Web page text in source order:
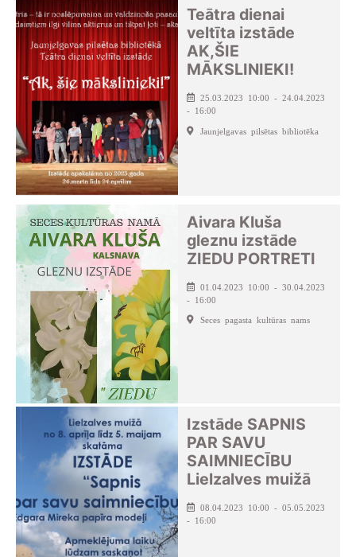
Teātra dienai
veltīta izstāde
AK,ŠIE
MĀKSLINIEKI!
25.03.2023 10:00 - 24.04.2023
- 16:00
Jaunjelgavas pilsētas bibliotēka
Aivara Kluša
gleznu izstāde
ZIEDU PORTRETI
01.04.2023 10:00 - 30.04.2023
- 16:00
Seces pagasta kultūras nams
Izstāde SAPNIS
PAR SAVU
SAIMNIECĪBU
Lielzalves muižā
08.04.2023 10:00 - 05.05.2023
- 16:00